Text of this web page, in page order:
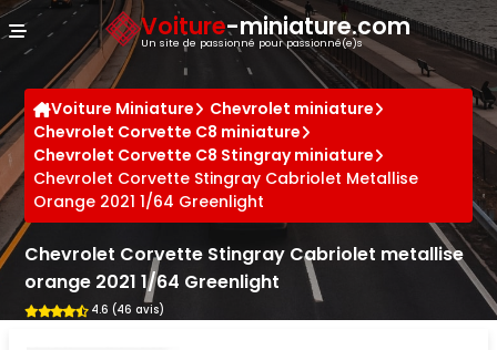
Voiture-miniature.com
Un site de passionné pour passionné(e)s
Voiture Miniature
Chevrolet miniature
Chevrolet Corvette C8 miniature
Chevrolet Corvette C8 Stingray miniature
Chevrolet Corvette Stingray Cabriolet Metallise
Orange 2021 1/64 Greenlight
Chevrolet Corvette Stingray Cabriolet metallise
orange 2021 1/64 Greenlight
4.6 (46 avis)
Panneau de gestion des cookies